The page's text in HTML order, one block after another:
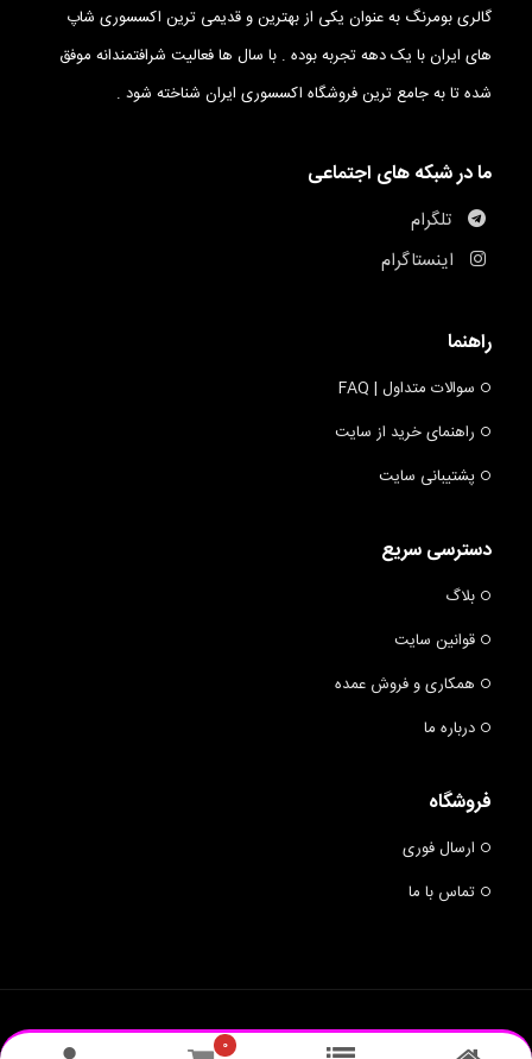
گالری بومرنگ به عنوان یکی از بهترین و قدیمی ترین اکسسوری شاپ
های ایران با یک دهه تجربه بوده . با سال ها فعالیت شرافتمندانه موفق
شده تا به جامع ترین فروشگاه اکسسوری ایران شناخته شود .
ما در شبکه های اجتماعی
تلگرام
اینستاگرام
راهنما
سوالات متداول | FAQ
راهنمای خرید از سایت
پشتیبانی سایت
دسترسی سریع
بلاگ
قوانین سایت
همکاری و فروش عمده
درباره ما
فروشگاه
ارسال فوری
تماس با ما
© 2019 BUMRANG - ALL RIGHTS RESERVED.BUMRANG ۰